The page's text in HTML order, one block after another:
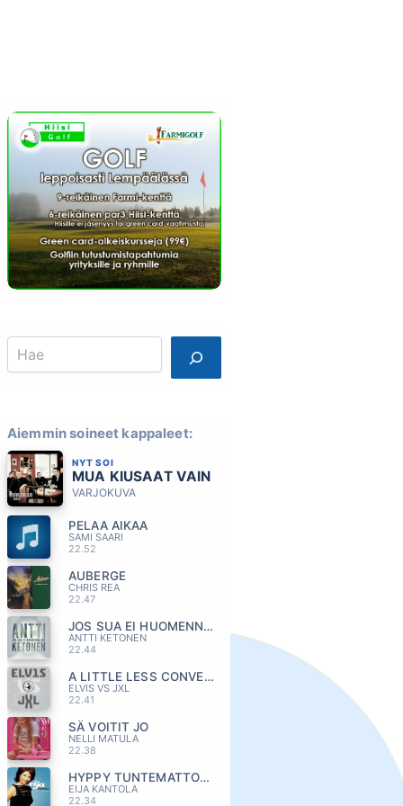
Search
Aiemmin soineet kappaleet:
NYT SOI
MUA KIUSAAT VAIN
VARJOKUVA
PELAA AIKAA
SAMI SAARI
22.52
AUBERGE
CHRIS REA
22.47
JOS SUA EI HUOMENNA OIS
ANTTI KETONEN
22.44
A LITTLE LESS CONVERSATION
ELVIS VS JXL
22.41
SÄ VOITIT JO
NELLI MATULA
22.38
HYPPY TUNTEMATTOMAAN
EIJA KANTOLA
22.34